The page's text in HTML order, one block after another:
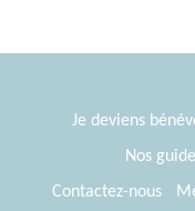
Je deviens
Nos
Contactez-nous